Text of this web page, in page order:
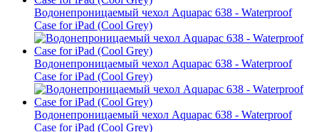
Водонепроницаемый чехол Aquapac 638 - Waterproof
Case for iPad (Cool Grey)
Водонепроницаемый чехол Aquapac 638 - Waterproof
Case for iPad (Cool Grey)
Водонепроницаемый чехол Aquapac 638 - Waterproof
Case for iPad (Cool Grey)